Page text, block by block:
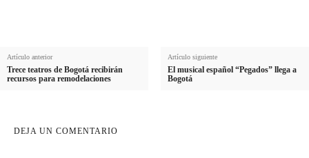
Artículo anterior
Trece teatros de Bogotá recibirán
recursos para remodelaciones
Artículo siguiente
El musical español “Pegados” llega a
Bogotá
DEJA UN COMENTARIO